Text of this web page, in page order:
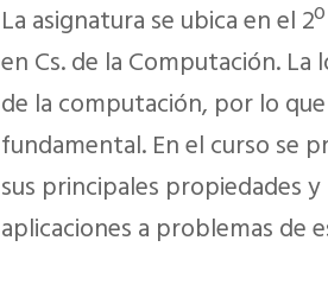
La asignatura se ubica en el
en Cs. de la Computación. La
de la computación, por lo
fundamental. En el curso se
sus principales propiedades
aplicaciones a problemas de